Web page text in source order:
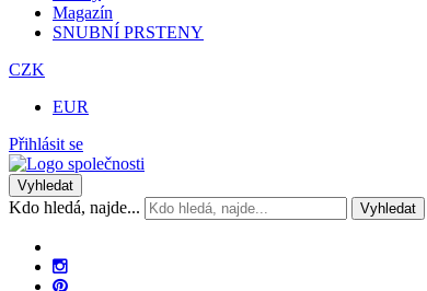
Magazín
SNUBNÍ PRSTENY
CZK
EUR
Přihlásit se
Vyhledat
Kdo hledá, najde... Vyhledat